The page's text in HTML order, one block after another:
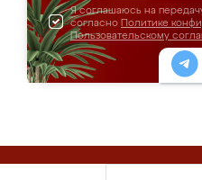
Я соглашаюсь на
согласно Политике
Пользовательскому